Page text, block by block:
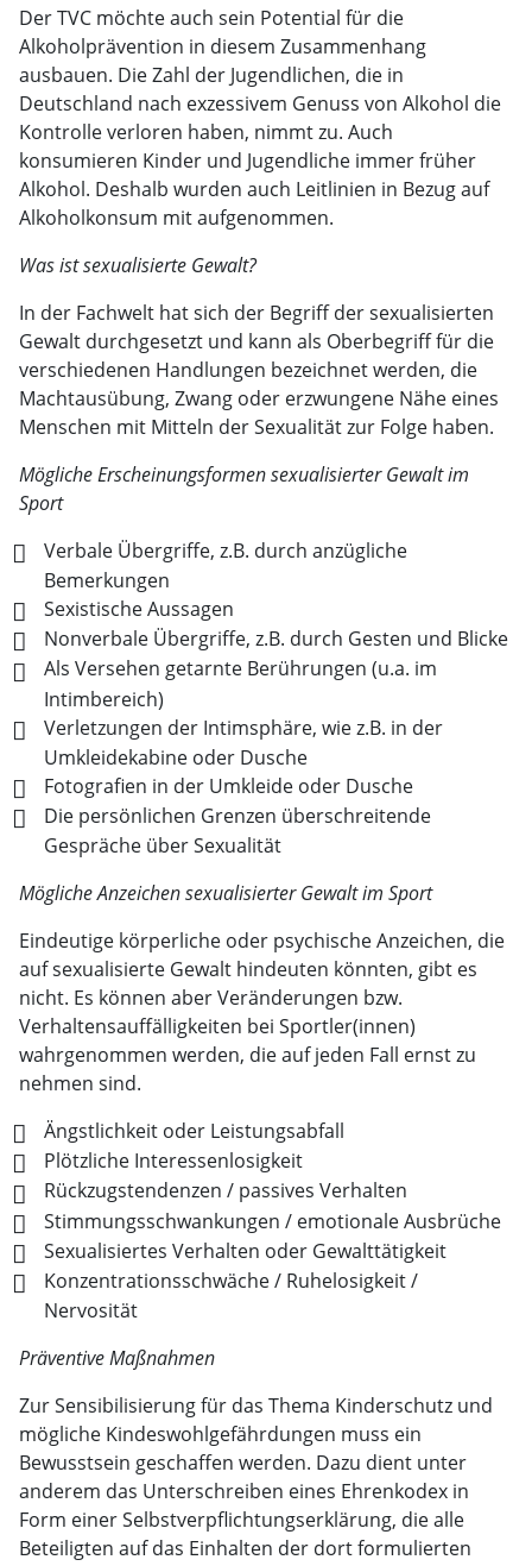
Der TVC möchte auch sein Potential für die
Alkoholprävention in diesem Zusammenhang
ausbauen. Die Zahl der Jugendlichen, die in
Deutschland nach exzessivem Genuss von Alkohol die
Kontrolle verloren haben, nimmt zu. Auch
konsumieren Kinder und Jugendliche immer früher
Alkohol. Deshalb wurden auch Leitlinien in Bezug auf
Alkoholkonsum mit aufgenommen.
Was ist sexualisierte Gewalt?
In der Fachwelt hat sich der Begriff der sexualisierten
Gewalt durchgesetzt und kann als Oberbegriff für die
verschiedenen Handlungen bezeichnet werden, die
Machtausübung, Zwang oder erzwungene Nähe eines
Menschen mit Mitteln der Sexualität zur Folge haben.
Mögliche Erscheinungsformen sexualisierter Gewalt im
Sport
Verbale Übergriffe, z.B. durch anzügliche
Bemerkungen
Sexistische Aussagen
Nonverbale Übergriffe, z.B. durch Gesten und Blicke
Als Versehen getarnte Berührungen (u.a. im
Intimbereich)
Verletzungen der Intimsphäre, wie z.B. in der
Umkleidekabine oder Dusche
Fotografien in der Umkleide oder Dusche
Die persönlichen Grenzen überschreitende
Gespräche über Sexualität
Mögliche Anzeichen sexualisierter Gewalt im Sport
Eindeutige körperliche oder psychische Anzeichen, die
auf sexualisierte Gewalt hindeuten könnten, gibt es
nicht. Es können aber Veränderungen bzw.
Verhaltensauffälligkeiten bei Sportler(innen)
wahrgenommen werden, die auf jeden Fall ernst zu
nehmen sind.
Ängstlichkeit oder Leistungsabfall
Plötzliche Interessenlosigkeit
Rückzugstendenzen / passives Verhalten
Stimmungsschwankungen / emotionale Ausbrüche
Sexualisiertes Verhalten oder Gewalttätigkeit
Konzentrationsschwäche / Ruhelosigkeit /
Nervosität
Präventive Maßnahmen
Zur Sensibilisierung für das Thema Kinderschutz und
mögliche Kindeswohlgefährdungen muss ein
Bewusstsein geschaffen werden. Dazu dient unter
anderem das Unterschreiben eines Ehrenkodex in
Form einer Selbstverpflichtungserklärung, die alle
Beteiligten auf das Einhalten der dort formulierten